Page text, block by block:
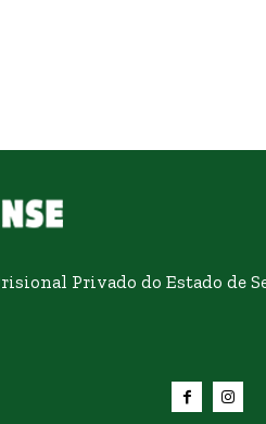
Privado do Estado de